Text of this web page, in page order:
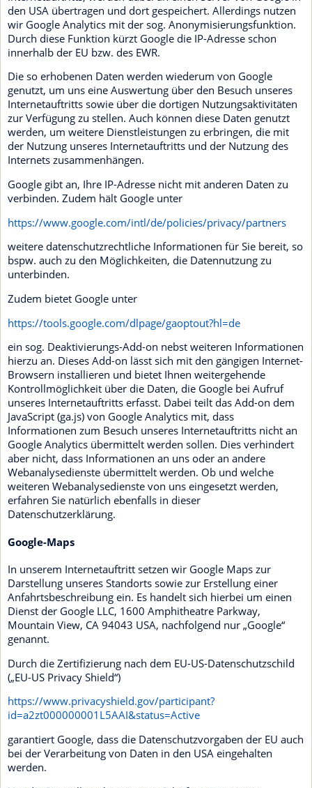
den USA übertragen und dort gespeichert. Allerdings nutzen
wir Google Analytics mit der sog. Anonymisierungsfunktion.
Durch diese Funktion kürzt Google die IP-Adresse schon
innerhalb der EU bzw. des EWR.
Die so erhobenen Daten werden wiederum von Google
genutzt, um uns eine Auswertung über den Besuch unseres
Internetauftritts sowie über die dortigen Nutzungsaktivitäten
zur Verfügung zu stellen. Auch können diese Daten genutzt
werden, um weitere Dienstleistungen zu erbringen, die mit
der Nutzung unseres Internetauftritts und der Nutzung des
Internets zusammenhängen.
Google gibt an, Ihre IP-Adresse nicht mit anderen Daten zu
verbinden. Zudem hält Google unter
https://www.google.com/intl/de/policies/privacy/partners
weitere datenschutzrechtliche Informationen für Sie bereit, so
bspw. auch zu den Möglichkeiten, die Datennutzung zu
unterbinden.
Zudem bietet Google unter
https://tools.google.com/dlpage/gaoptout?hl=de
ein sog. Deaktivierungs-Add-on nebst weiteren Informationen
hierzu an. Dieses Add-on lässt sich mit den gängigen Internet-
Browsern installieren und bietet Ihnen weitergehende
Kontrollmöglichkeit über die Daten, die Google bei Aufruf
unseres Internetauftritts erfasst. Dabei teilt das Add-on dem
JavaScript (ga.js) von Google Analytics mit, dass
Informationen zum Besuch unseres Internetauftritts nicht an
Google Analytics übermittelt werden sollen. Dies verhindert
aber nicht, dass Informationen an uns oder an andere
Webanalysedienste übermittelt werden. Ob und welche
weiteren Webanalysedienste von uns eingesetzt werden,
erfahren Sie natürlich ebenfalls in dieser
Datenschutzerklärung.
Google-Maps
In unserem Internetauftritt setzen wir Google Maps zur
Darstellung unseres Standorts sowie zur Erstellung einer
Anfahrtsbeschreibung ein. Es handelt sich hierbei um einen
Dienst der Google LLC, 1600 Amphitheatre Parkway,
Mountain View, CA 94043 USA, nachfolgend nur „Google“
genannt.
Durch die Zertifizierung nach dem EU-US-Datenschutzschild
(„EU-US Privacy Shield“)
https://www.privacyshield.gov/participant?
id=a2zt000000001L5AAI&status=Active
garantiert Google, dass die Datenschutzvorgaben der EU auch
bei der Verarbeitung von Daten in den USA eingehalten
werden.